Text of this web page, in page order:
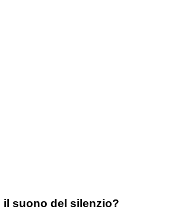
il suono del silenzio?